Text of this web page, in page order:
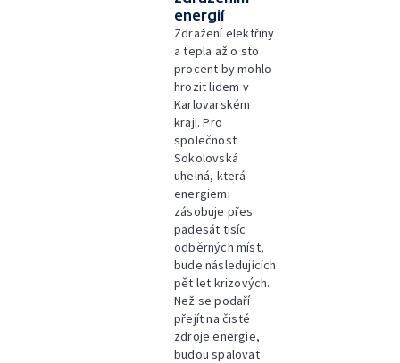
energií
Zdražení elektřiny
a tepla až o sto
procent by mohlo
hrozit lidem v
Karlovarském
kraji. Pro
společnost
Sokolovská
uhelná, která
energiemi
zásobuje přes
padesát tisíc
odběrných míst,
bude následujících
pět let krizových.
Než se podaří
přejít na čisté
zdroje energie,
budou spalovat